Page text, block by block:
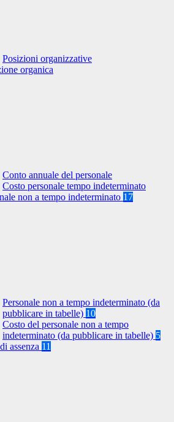
Posizioni organizzative
organica
Conto annuale del personale
Costo personale tempo indeterminato
non a tempo indeterminato 17
Personale non a tempo indeterminato (da
pubblicare in tabelle) 10
Costo del personale non a tempo
indeterminato (da pubblicare in tabelle) 5
assenza 11